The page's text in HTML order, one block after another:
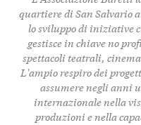
quartiere di San Salvario
lo sviluppo di iniziative
gestisce in chiave no
spettacoli teatrali, cinema
L'ampio respiro dei
assumere negli anni
internazionale nella
produzioni e nella